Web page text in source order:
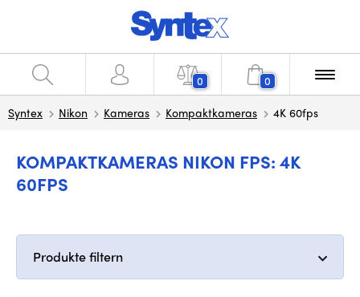
0 0
Syntex Nikon Kameras Kompaktkameras 4K 60fps
KOMPAKTKAMERAS NIKON FPS: 4K
60FPS
Produkte filtern